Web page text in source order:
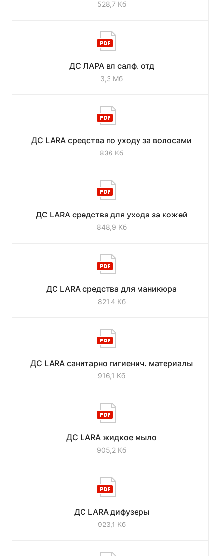
528,7 Кб
ДС ЛАРА вл салф. отд
3,3 Мб
ДС LARA средства по уходу за волосами
836 Кб
ДС LARA средства для ухода за кожей
848,9 Кб
ДС LARA средства для маникюра
821,4 Кб
ДС LARA санитарно гигиенич. материалы
916,1 Кб
ДС LARA жидкое мыло
905,2 Кб
ДС LARA дифузеры
923,1 Кб